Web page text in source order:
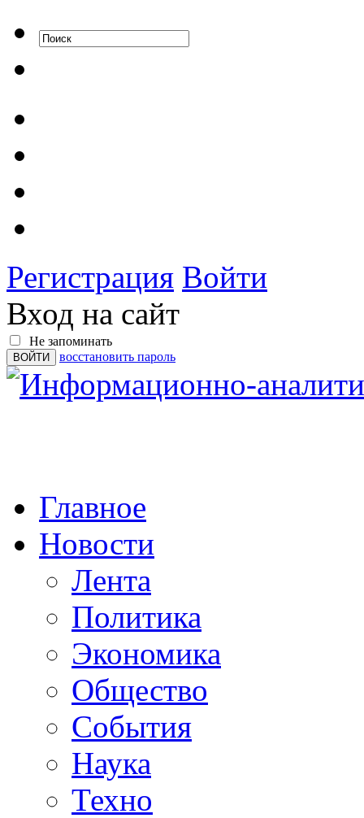
Регистрация Войти
Вход на сайт
Не запоминать
восстановить пароль
Главное
Новости
Лента
Политика
Экономика
Общество
События
Наука
Техно